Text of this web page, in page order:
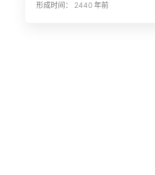
形成时间： 2440 年前